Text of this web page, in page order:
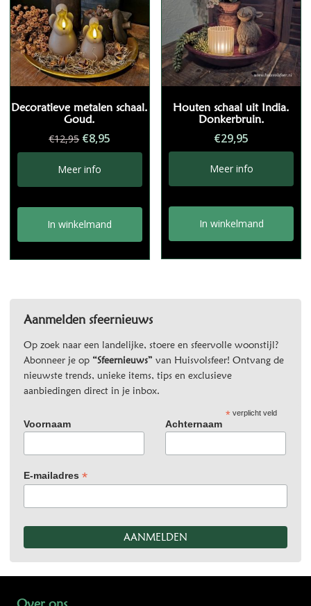
Decoratieve metalen schaal.
Goud.
€12,95 Oorspronkelijke
prijs
was:
€12,95.
€8,95
prijs
€8,95.
Meer info
In winkelmand
Houten schaal uit India.
Donkerbruin.
€29,95
Meer info
In winkelmand
Aanmelden sfeernieuws
Op zoek naar een landelijke, stoere en sfeervolle woonstijl?
Abonneer je op “Sfeernieuws” van Huisvolsfeer! Ontvang de
nieuwste trends, unieke items, tips en exclusieve
aanbiedingen direct in je inbox.
*verplicht veld
Voornaam Achternaam
E-mailadres *